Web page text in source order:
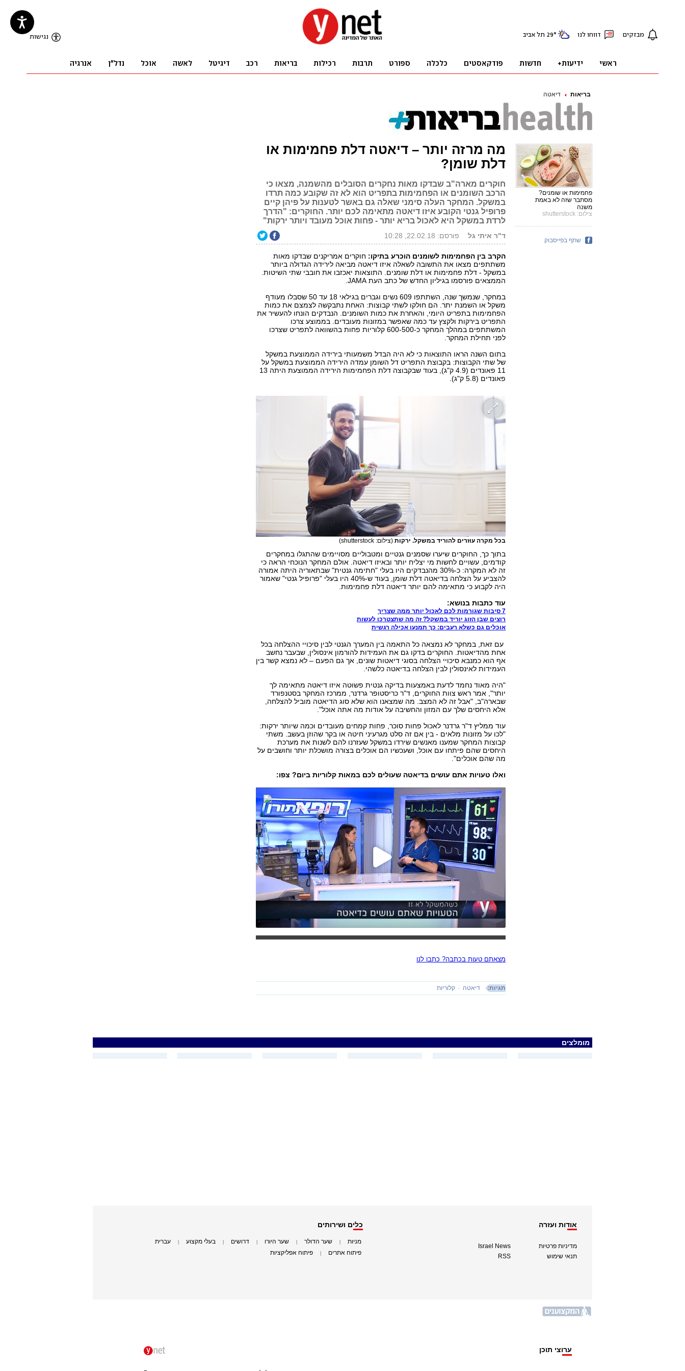
בריאות דיאטה
מה מרזה יותר – דיאטה דלת פחמימות או
דלת שומן?
חוקרים מארה"ב שבדקו מאות נחקרים הסובלים מהשמנה, מצאו כי
הרכב השומנים או הפחמימות בתפריט הוא לא זה שקובע כמה תרדו
במשקל. המחקר העלה סימני שאלה גם באשר לטענות על פיהן קיים
פרופיל גנטי הקובע איזו דיאטה מתאימה לכם יותר. החוקרים: "הדרך
לרדת במשקל היא לאכול בריא יותר - פחות אוכל מעובד ויותר ירקות"
ד"ר איתי גל פורסם: 22.02.18, 10:28
הקרב בין הפחמימות לשומנים הוכרע בתיקו: חוקרים אמריקנים שבדקו מאות
משתתפים מצאו את התשובה לשאלה איזו דיאטה מביאה לירידה הגדולה ביותר
במשקל - דלת פחמימות או דלת שומנים. התוצאות יאכזבו את חובבי שתי השיטות.
הממצאים פורסמו בגיליון החדש של כתב העת JAMA.
במחקר, שנמשך שנה, השתתפו 609 נשים וגברים בגילאי 18 עד 50 שסבלו מעודף
משקל או השמנת יתר. הם חולקו לשתי קבוצות: האחת נתבקשה לצמצם את כמות
הפחמימות בתפריט היומי, והאחרת את כמות השומנים. הנבדקים הונחו להעשיר את
התפריט בירקות ולקצץ עד כמה שאפשר במזונות מעובדים. בממוצע צרכו
המשתתפים במהלך המחקר כ-600-500 קלוריות פחות בהשוואה לתפריט שצרכו
לפני תחילת המחקר.
בתום השנה הראו התוצאות כי לא היה הבדל משמעותי בירידה הממוצעת במשקל
של שתי הקבוצות: בקבוצת התפריט דל השומן עמדה הירידה הממוצעת במשקל על
11 פאונדים (4.9 ק"ג), בעוד שבקבוצה דלת הפחמימות הירידה הממוצעת היתה 13
פאונדים (5.8 ק"ג).
בכל מקרה עוזרים להוריד במשקל. ירקות (צילום: shutterstock)
בתוך כך, החוקרים שיערו שסמנים גנטיים ומטבוליים מסויימים שהתגלו במחקרים
קודמים, עשויים לחשות מי יצליח יותר ובאיזו דיאטה. אולם המחקר הנוכחי הראה כי
זה לא המקרה: כ-30% מהנבדקים היו בעלי "חתימה גנטית" שבתאוריה היתה אמורה
להצביע על הצלחה בדיאטה דלת שומן, בעוד ש-40% היו בעלי "פרופיל גנטי" שאמור
היה לקבוע כי מתאימה להם יותר דיאטה דלת פחמימות.
עוד כתבות בנושא:
7 סיבות שגורמות לכם לאכול יותר ממה שצריך
רוצים שבן הזוג יוריד במשקל? זה מה שתצטרכו לעשות
אוכלים גם כשלא רעבים: כך תמנעו אכילה רגשית
עם זאת, במחקר לא נמצאה כל התאמה בין המערך הגנטי לבין סיכויי ההצלחה בכל
אחת מהדיאטות. החוקרים בדקו גם את העמידות להורמון אינסולין, שבעבר נחשב
אף הוא כמנבא סיכויי הצלחה בסוגי דיאטות שונים, אך גם הפעם – לא נמצא קשר בין
העמידות לאינסולין לבין הצלחה בדיאטה כלשהי.
"היה מאוד נחמד לדעת באמצעות בדיקה גנטית פשוטה איזו דיאטה מתאימה לך
יותר", אמר ראש צוות החוקרים, ד"ר כריסטופר גרדנר, ממרכז המחקר בסטנפורד
שבארה"ב, "אבל זה לא המצב. מה שמצאנו הוא שלא סוג הדיאטה מוביל להצלחה,
אלא היחסים שלך עם המזון והחשיבה על אודות מה אתה אוכל".
עוד ממליץ ד"ר גרדנר לאכול פחות סוכר, פחות קמחים מעובדים וכמה שיותר ירקות:
"לכו על מזונות מלאים - בין אם זה סלט מגרעיני חיטה או בקר שהוזן בעשב. משתי
קבוצות המחקר שמענו מאנשים שירדו במשקל שעזרנו להם לשנות את מערכת
היחסים שהם פיתחו עם אוכל, ושעכשיו הם אוכלים בצורה מושכלת יותר וחושבים על
מה שהם אוכלים".
ואלו טעויות אתם עושים בדיאטה שעולים לכם במאות קלוריות ביום? צפו:
מצאתם טעות בכתבה? כתבו לנו
תגיות: דיאטה קלוריות
פחמימות או שומנים?
מסתבר שזה לא באמת
משנה
צילום: shutterstock
שתף בפייסבוק
מומלצים
אודות ועזרה
מדיניות פרטיות
תנאי שימוש
Israel News
RSS
כלים ושירותים
מניות שער הדולר שער היורו דרושים בעלי מקצוע עברית
פיתוח אתרים פיתוח אפליקציות
ערוצי תוכן